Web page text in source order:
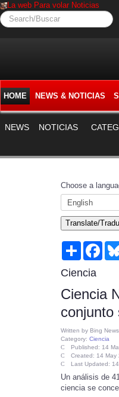
La web Para volar Noticias
Search/Buscar
HOME NEWS & NOTICIAS
NEWS NOTICIAS
Choose a
Translate/
Share
Ciencia
Ciencia
conjunto
Written by Bing
Category: Ciencia
Published: 14
Created: 14 May
Last Updated:
Un análisis de
ciencia se